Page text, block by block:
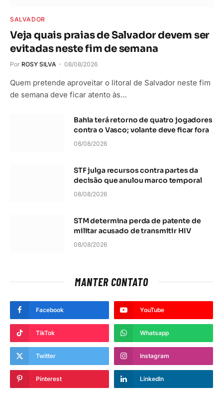
SALVADOR
Veja quais praias de Salvador devem ser
evitadas neste fim de semana
Por ROSY SILVA 08/08/2026
Quem pretende aproveitar o litoral de Salvador neste fim
de semana deve ficar atento às…
Bahia terá retorno de quatro jogadores
contra o Vasco; volante deve ficar fora
08/08/2026
STF julga recursos contra partes da
decisão que anulou marco temporal
08/08/2026
STM determina perda de patente de
militar acusado de transmitir HIV
08/08/2026
MANTER CONTATO
Facebook YouTube
TikTok Whatsapp
Twitter Instagram
Pinterest LinkedIn